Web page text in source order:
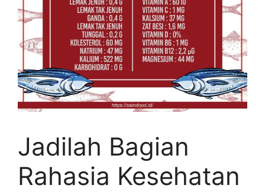
Jadilah Bagian
Rahasia Kesehatan